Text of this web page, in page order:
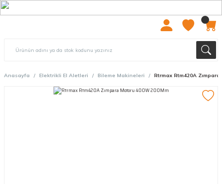
Anasayfa Elektrikli El Aletleri Bileme Makineleri Rtrmax Rtm420A